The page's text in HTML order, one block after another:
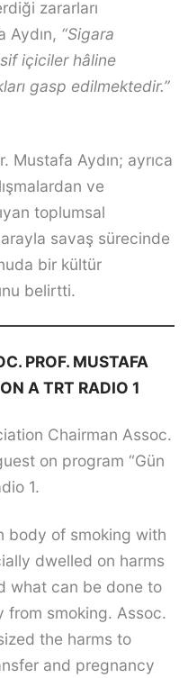
zararları
Aydın, “Sigara
içiciler hâline
gasp edilmektedir.”
Mustafa Aydın; ayrıca
ve
toplumsal
savaş sürecinde
bir kültür
belirtti.
PROF. MUSTAFA
A TRT RADIO 1
Chairman Assoc.
on program “Gün
1.
body of smoking with
dwelled on harms
what can be done to
from smoking. Assoc.
the harms to
and pregnancy